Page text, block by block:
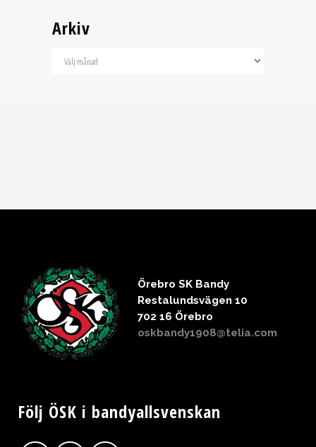
Arkiv
Arkiv
Örebro SK Bandy
Restalundsvägen 10
702 16 Örebro
oskbandy1908@telia.com
Följ ÖSK i bandyallsvenskan